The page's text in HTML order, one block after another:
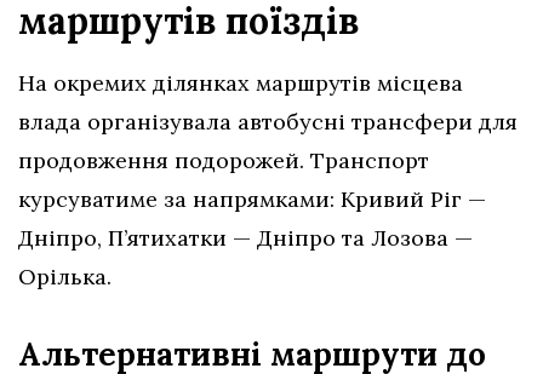
маршрутів поїздів
На окремих ділянках маршрутів місцева
влада організувала автобусні трансфери для
продовження подорожей. Транспорт
курсуватиме за напрямками: Кривий Ріг —
Дніпро, П’ятихатки — Дніпро та Лозова —
Орілька.
Альтернативні маршрути до